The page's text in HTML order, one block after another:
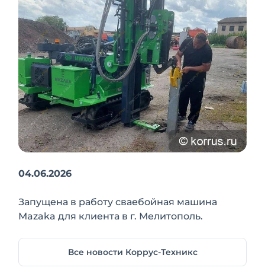
04.06.2026
Запущена в работу сваебойная машина
Mazaka для клиента в г. Мелитополь.
Все новости Коррус-Техникс